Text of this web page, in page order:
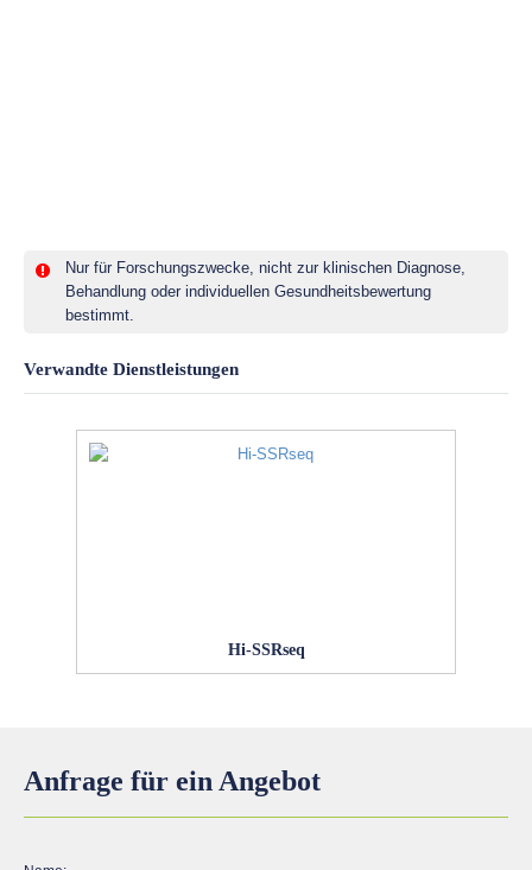
Nur für Forschungszwecke, nicht zur klinischen Diagnose,
Behandlung oder individuellen Gesundheitsbewertung
bestimmt.
Verwandte Dienstleistungen
Hi-SSRseq
Anfrage für ein Angebot